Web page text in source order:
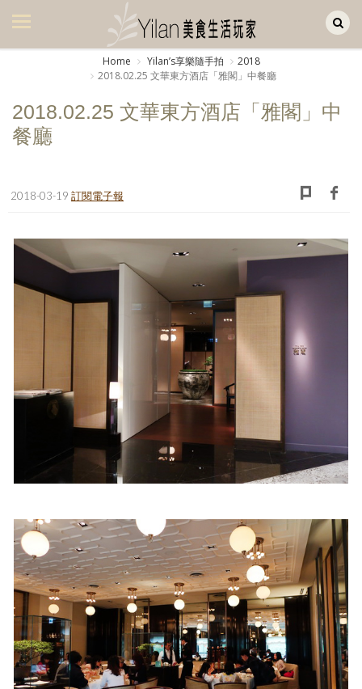
美食集
廚房集
旅遊集
書房集
日記簿
享樂隨手拍
照相簿
影音區
創意出版服務
歷史區
個人著作
活動實況記錄
媒體報導一覽
合作與代言
訂閱電子報
Home Yilanʼs享樂隨手拍
2018
2018.02.25 文華東方酒店「雅閣」中餐廳
2018.02.25 文華東方酒店「雅閣」中
餐廳
2018-03-19 訂閱電子報